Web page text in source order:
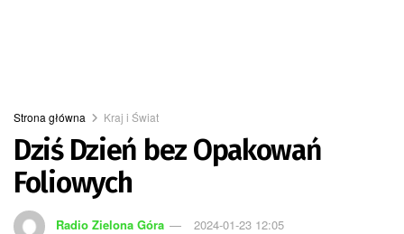
Strona główna Kraj i Świat
Dziś Dzień bez Opakowań
Foliowych
Radio Zielona Góra 2024-01-23 12:05